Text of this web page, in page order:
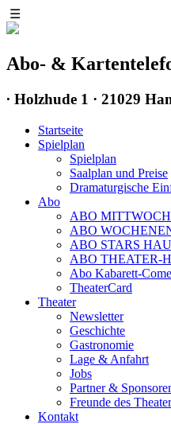
☰
Abo- &
∙ Holzhude 1 · 21029
Startseite
Spielplan
Spielplan
Saalplan und Preise
Dramaturgische
Abo
ABO
ABO
ABO STARS
ABO THEATER-
Abo Kabarett-
TheaterCard
Theater
Newsletter
Geschichte
Gastronomie
Lage & Anfahrt
Jobs
Partner &
Freunde des
Kontakt